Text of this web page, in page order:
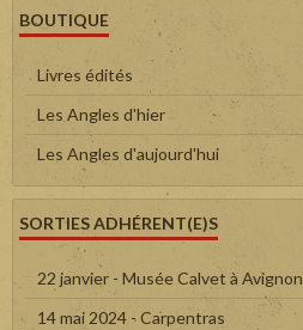
BOUTIQUE
Livres édités
Les Angles d'hier
Les Angles d'aujourd'hui
SORTIES ADHÉRENT(E)S
22 janvier - Musée Calvet à Avignon
14 mai 2024 - Carpentras